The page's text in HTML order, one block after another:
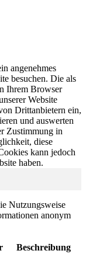
angenehmes
besuchen. Die als
Ihrem Browser
Website
Drittanbietern ein,
und auswerten
Zustimmung in
diese
kann jedoch
haben.
Nutzungsweise
anonym
Beschreibung